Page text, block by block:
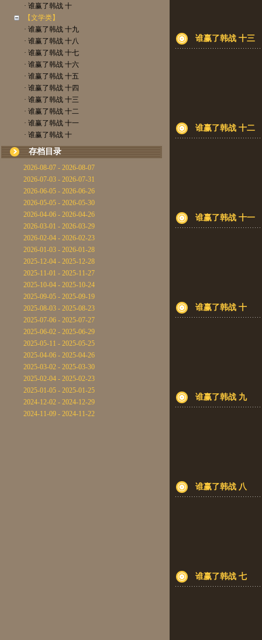
· 谁赢了韩战 十
【文学类】
· 谁赢了韩战 十九
· 谁赢了韩战 十八
· 谁赢了韩战 十七
· 谁赢了韩战 十六
· 谁赢了韩战 十五
· 谁赢了韩战 十四
· 谁赢了韩战 十三
· 谁赢了韩战 十二
· 谁赢了韩战 十一
· 谁赢了韩战 十
存档目录
2026-08-07 - 2026-08-07
2026-07-03 - 2026-07-31
2026-06-05 - 2026-06-26
2026-05-05 - 2026-05-30
2026-04-06 - 2026-04-26
2026-03-01 - 2026-03-29
2026-02-04 - 2026-02-23
2026-01-03 - 2026-01-28
2025-12-04 - 2025-12-28
2025-11-01 - 2025-11-27
2025-10-04 - 2025-10-24
2025-09-05 - 2025-09-19
2025-08-03 - 2025-08-23
2025-07-06 - 2025-07-27
2025-06-02 - 2025-06-29
2025-05-11 - 2025-05-25
2025-04-06 - 2025-04-26
2025-03-02 - 2025-03-30
2025-02-04 - 2025-02-23
2025-01-05 - 2025-01-25
2024-12-02 - 2024-12-29
2024-11-09 - 2024-11-22
谁赢了韩战 十三
谁赢了韩战 十二
谁赢了韩战 十一
谁赢了韩战 十
谁赢了韩战 九
谁赢了韩战 八
谁赢了韩战 七